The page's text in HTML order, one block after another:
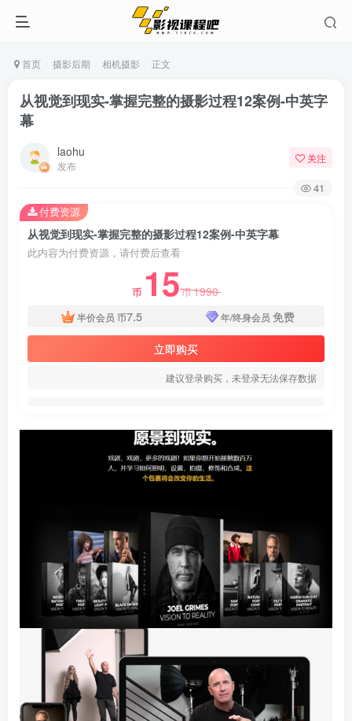
首页 摄影后期 相机摄影 正文
从视觉到现实-掌握完整的摄影过程12案例-中英字
幕
laohu
发布
关注
41
从视觉到现实-掌握完整的摄影过程12案例-中英字幕
此内容为付费资源，请付费后查看
币 15币1990
半价会员 币7.5 年/终身会员 免费
立即购买
建议登录购买，未登录无法保存数据
付费资源